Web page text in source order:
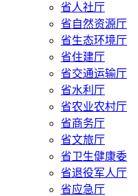
省人社厅
省自然资源厅
省生态环境厅
省住建厅
省交通运输厅
省水利厅
省农业农村厅
省商务厅
省文旅厅
省卫生健康委
省退役军人厅
省应急厅